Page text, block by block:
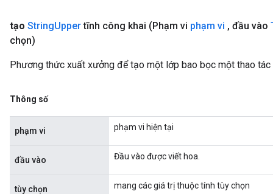
tạo StringUppertĩnh công khai (Phạm vi phạm vi , đầu vào
chọn)
Phương thức xuất xưởng để tạo một lớp bao bọc một thao tác
Thông số
phạm vi phạm vi hiện tại
đầu vào Đầu vào được viết hoa.
tùy chọn mang các giá trị thuộc tính tùy chọn